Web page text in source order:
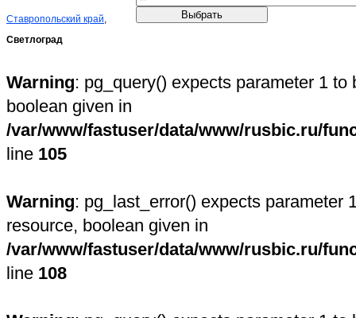
Ставропольский край,
Светлоград
Warning: pg_query() expects parameter 1 to
boolean given in
/var/www/fastuser/data/www/rusbic.ru/
line 105
Warning: pg_last_error() expects parameter
resource, boolean given in
/var/www/fastuser/data/www/rusbic.ru/
line 108